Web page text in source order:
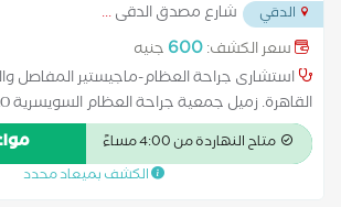
الدقي شارع مصدق الدقى...
سعر الكشف:600 جنيه
استشارى جراحة العظام-ماجيستير المفاصل
تثبيت الفقرات و الكسور لمتعدده و الانزلاق
متاح النهاردة من 4:00 مساءً
الكشف بميعاد محدد